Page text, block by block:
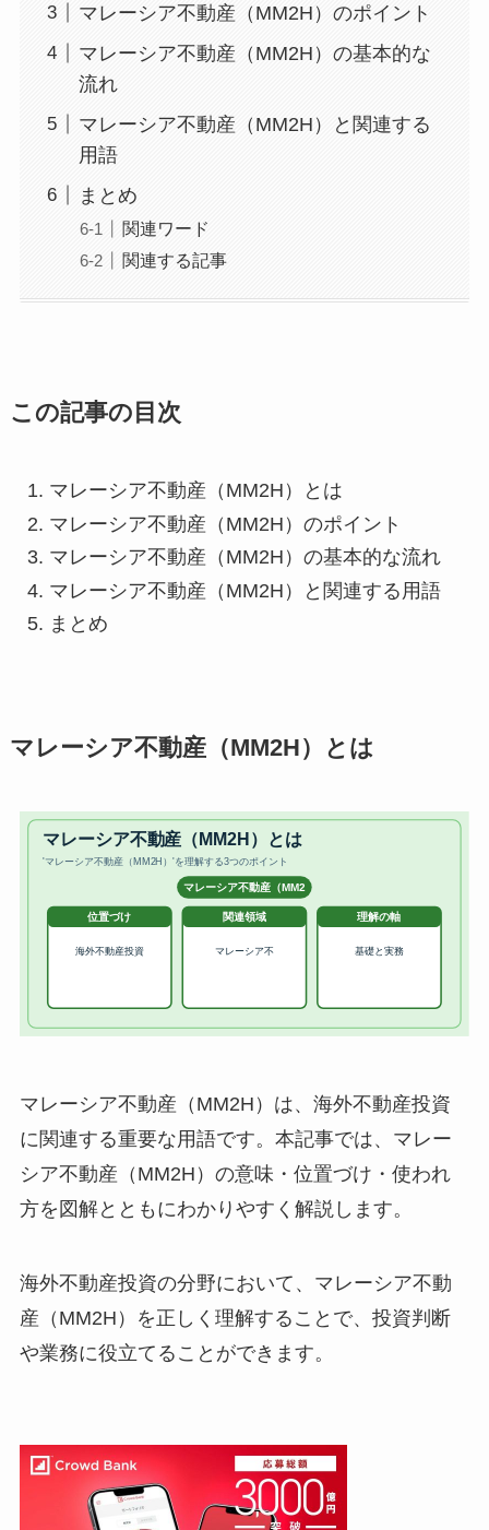
マレーシア不動産（MM2H）のポイント
マレーシア不動産（MM2H）の基本的な
流れ
マレーシア不動産（MM2H）と関連する
用語
まとめ
関連ワード
関連する記事
この記事の目次
マレーシア不動産（MM2H）とは
マレーシア不動産（MM2H）のポイント
マレーシア不動産（MM2H）の基本的な流れ
マレーシア不動産（MM2H）と関連する用語
まとめ
マレーシア不動産（MM2H）とは
マレーシア不動産（MM2H）は、海外不動産投資
に関連する重要な用語です。本記事では、マレー
シア不動産（MM2H）の意味・位置づけ・使われ
方を図解とともにわかりやすく解説します。
海外不動産投資の分野において、マレーシア不動
産（MM2H）を正しく理解することで、投資判断
や業務に役立てることができます。